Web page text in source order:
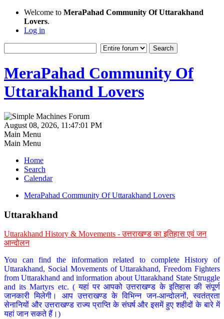
Welcome to MeraPahad Community Of Uttarakhand
Lovers.
Log in
MeraPahad Community Of
Uttarakhand Lovers
August 08, 2026, 11:47:01 PM
Main Menu
Main Menu
Home
Search
Calendar
MeraPahad Community Of Uttarakhand Lovers
Uttarakhand
Uttarakhand History & Movements - उत्तराखण्ड का इतिहास एवं जन
आन्दोलन
You can find the information related to complete History of
Uttarakhand, Social Movements of Uttarakhand, Freedom Fighters
from Uttarakhand and information about Uttarakhand State Struggle
and its Martyrs etc. ( यहां पर आपको उत्तराखण्ड के इतिहास की संपूर्ण
जानकारी मिलेगी। आप उत्तराखण्ड के विभिन्न जन-आन्दोलनों, स्वतंत्रता
सेनानियों और उत्तराखण्ड राज्य प्राप्ति के संघर्ष और इसमें हुए शहीदों के बारे में
यहां जान सकते हैं।)